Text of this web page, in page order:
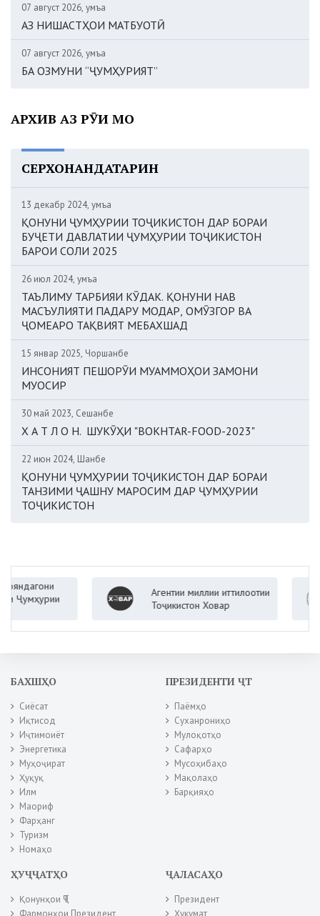
07 август 2026, Ҷумъа
АЗ НИШАСТҲОИ МАТБУОТӢ
07 август 2026, Ҷумъа
БА ОЗМУНИ “ҶУМҲУРИЯТ”
АРХИВ АЗ РӮИ МОҲ
СЕРХОНАНДАТАРИН
13 декабр 2024, Ҷумъа
ҚОНУНИ ҶУМҲУРИИ ТОҶИКИСТОН ДАР БОРАИ
БУҶЕТИ ДАВЛАТИИ ҶУМҲУРИИ ТОҶИКИСТОН
БАРОИ СОЛИ 2025
26 июл 2024, Ҷумъа
ТАЪЛИМУ ТАРБИЯИ КӮДАК. ҚОНУНИ НАВ
МАСЪУЛИЯТИ ПАДАРУ МОДАР, ОМӮЗГОР ВА
ҶОМЕАРО ТАҚВИЯТ МЕБАХШАД
15 январ 2025, Чоршанбе
ИНСОНИЯТ ПЕШОРӮИ МУАММОҲОИ ЗАМОНИ
МУОСИР
30 май 2023, Сешанбе
Х А Т Л О Н. ШУКӮҲИ "BOKHTAR-FOOD-2023"
22 июн 2024, Шанбе
ҚОНУНИ ҶУМҲУРИИ ТОҶИКИСТОН ДАР БОРАИ
ТАНЗИМИ ҶАШНУ МАРОСИМ ДАР ҶУМҲУРИИ
ТОҶИКИСТОН
Агентии миллии иттилоотии
Тоҷикистон Ховар
БАХШҲО
Сиёсат
Иқтисод
Иҷтимоиёт
Энергетика
Муҳоҷират
Ҳуқуқ
Илм
Маориф
Фарҳанг
Туризм
Номаҳо
ПРЕЗИДЕНТИ ҶТ
Паёмҳо
Суханрониҳо
Мулоқотҳо
Сафарҳо
Мусоҳибаҳо
Мақолаҳо
Барқияҳо
ҲУҶҶАТҲО
Қонунҳои ҶТ
Фармонҳои Президент
ҶАЛАСАҲО
Президент
Ҳукумат